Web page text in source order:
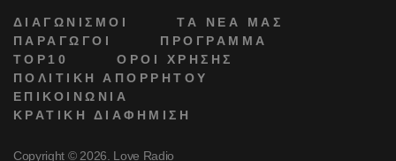
ΔΙΑΓΩΝΙΣΜΟΙ
ΤΑ ΝΕΑ ΜΑΣ
ΠΑΡΑΓΩΓΟΙ
ΠΡΟΓΡΑΜΜΑ
TOP10
ΟΡΟΙ ΧΡΗΣΗΣ
ΠΟΛΙΤΙΚΗ ΑΠΟΡΡΗΤΟΥ
ΕΠΙΚΟΙΝΩΝΙΑ
ΚΡΑΤΙΚΗ ΔΙΑΦΗΜΙΣΗ
Copyright © 2026. Love Radio